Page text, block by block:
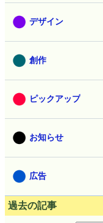
デザイン
創作
ピックアップ
お知らせ
広告
過去の記事